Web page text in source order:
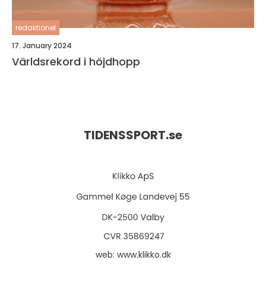
redaktionel
17. January 2024
Världsrekord i höjdhopp
TIDENSSPORT.se
web: www.klikko.dk